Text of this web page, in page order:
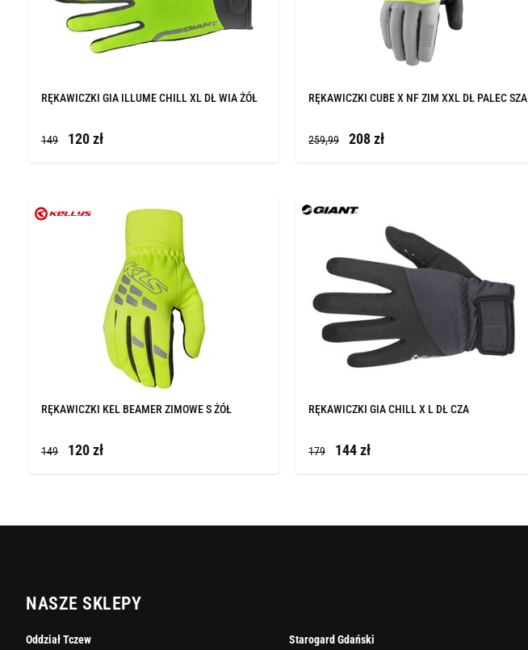
RĘKAWICZKI GIA ILLUME CHILL XL DŁ WIA ŻÓŁ
149 120 zł
RĘKAWICZKI CUBE X NF ZIM XXL DŁ PALEC SZA
259,99 208 zł
RĘKAWICZKI KEL BEAMER ZIMOWE S ŻÓŁ
149 120 zł
RĘKAWICZKI GIA CHILL X L DŁ CZA
179 144 zł
NASZE SKLEPY
Oddział Tczew Starogard Gdański